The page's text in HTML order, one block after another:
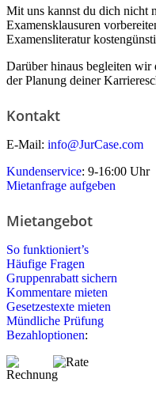
Mit uns kannst du dich nicht
Examensklausuren
Examensliteratur
Darüber hinaus begleiten wir
der Planung deiner
Kontakt
E-Mail: info@JurCase.com
Kundenservice: 9-16:00 Uhr
Mietanfrage aufgeben
Mietangebot
So funktioniert’s
Häufige Fragen
Gruppenrabatt sichern
Kommentare mieten
Gesetzestexte mieten
Mündliche Prüfung
Bezahloptionen: